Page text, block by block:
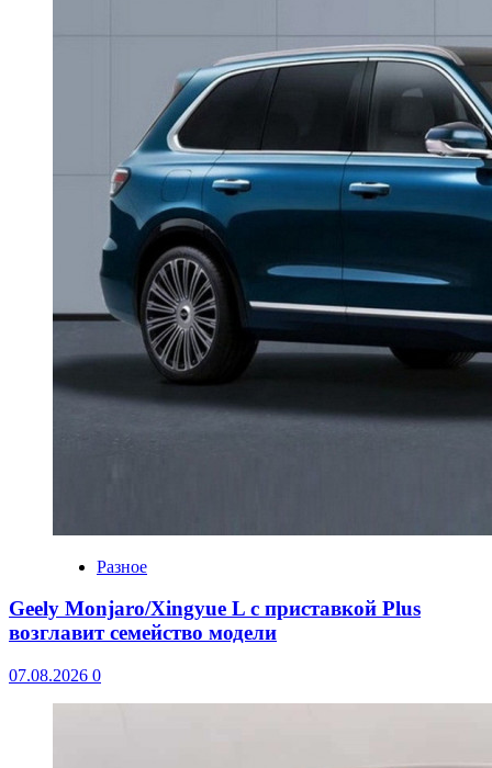
Разное
Geely Monjaro/Xingyue L с приставкой Plus
возглавит семейство модели
07.08.2026 0